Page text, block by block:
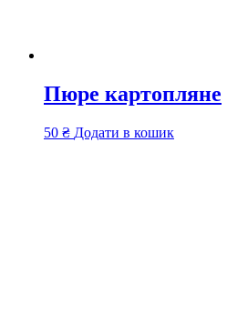
Пюре картопляне
50 ₴ Додати в кошик